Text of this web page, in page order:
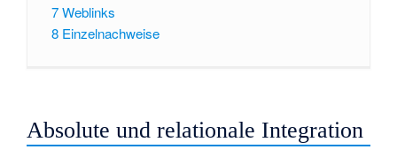
7Weblinks
8 Einzelnachweise
Absolute und relationale Integration